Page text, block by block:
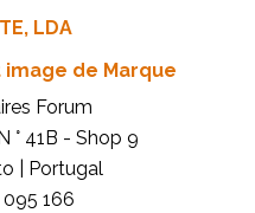
LDA
de Marque
Forum
° 41B - Shop 9
| Portugal
095 166